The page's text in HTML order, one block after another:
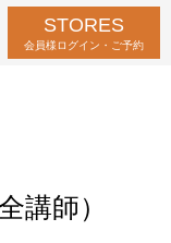
STORES
会員様ログイン・ご予約
講師）